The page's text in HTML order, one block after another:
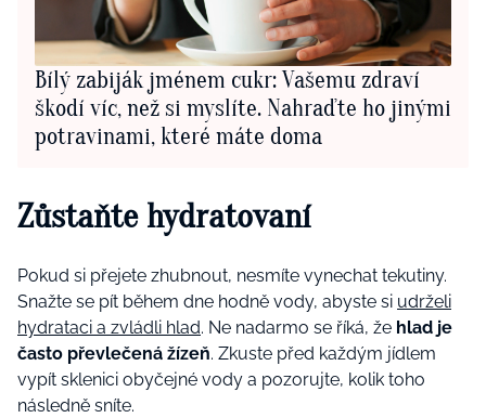
Bílý zabiják jménem cukr: Vašemu zdraví
škodí víc, než si myslíte. Nahraďte ho jinými
potravinami, které máte doma
Zůstaňte hydratovaní
Pokud si přejete zhubnout, nesmíte vynechat tekutiny.
Snažte se pít během dne hodně vody, abyste si udrželi
hydrataci a zvládli hlad. Ne nadarmo se říká, že hlad je
často převlečená žízeň. Zkuste před každým jídlem
vypít sklenici obyčejné vody a pozorujte, kolik toho
následně sníte.